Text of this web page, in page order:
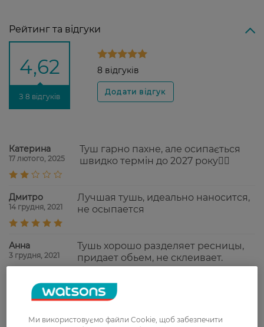
Рейтинг та відгуки
4,62
З 8 відгуків
8 відгуків
Катерина
17 лютого, 2025
Туш гарно пахне, але осипається
швидко термін до 2027 року🤷‍♀️
Дмитро
14 грудня, 2021
Лучшая тушь, идеально наносится,
не осыпается
Анна
3 грудня, 2021
Тушь хорошо разделяет ресницы,
придает обьем, не склеивает.
19 жовтня, 2021
Щеточка достает даже к малейшим
распределяет тушь. Ресницы
Ми використовуємо файли Cookie, щоб забезпечити